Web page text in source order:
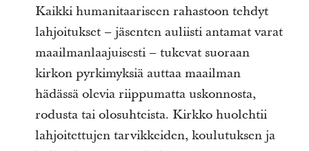
Kaikki humanitaariseen rahastoon tehdyt
lahjoitukset – jäsenten auliisti antamat varat
maailmanlaajuisesti – tukevat suoraan
kirkon pyrkimyksiä auttaa maailman
hädässä olevia riippumatta uskonnosta,
rodusta tai olosuhteista. Kirkko huolehtii
lahjoitettujen tarvikkeiden, koulutuksen ja